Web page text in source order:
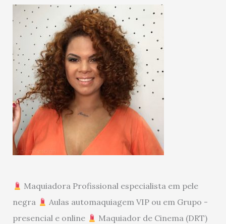
Maquiadora Profissional especialista em pele
negra
Aulas automaquiagem VIP ou em Grupo -
presencial e online
Maquiador de Cinema (DRT)